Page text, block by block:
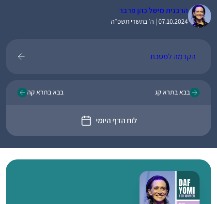
הרבנית מישל כהן פרבר
07.10.2024 | ה׳ בתשרי תשפ״ה
הקדמה למסכת
בבא בתרא קג
לוח הדף היומי
בבא בתרא קה